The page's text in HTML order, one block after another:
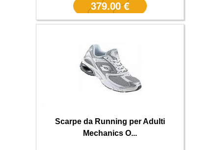
379.00 €
Scarpe da Running per Adulti
Mechanics O...